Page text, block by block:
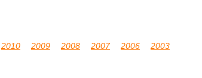
2010 2009 2008 2007 2006 2003